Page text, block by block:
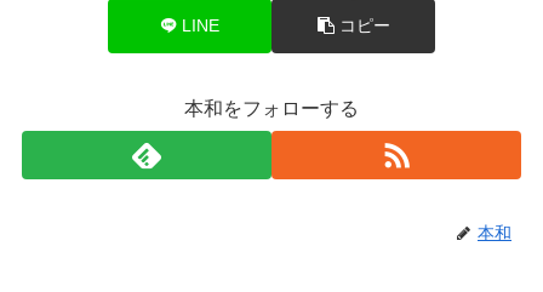
LINE コピー
本和をフォローする
本和